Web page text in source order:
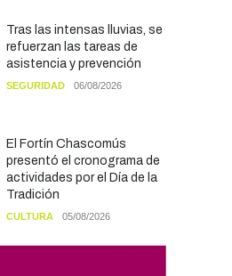
Tras las intensas lluvias, se
refuerzan las tareas de
asistencia y prevención
SEGURIDAD 06/08/2026
El Fortín Chascomús
presentó el cronograma de
actividades por el Día de la
Tradición
CULTURA 05/08/2026